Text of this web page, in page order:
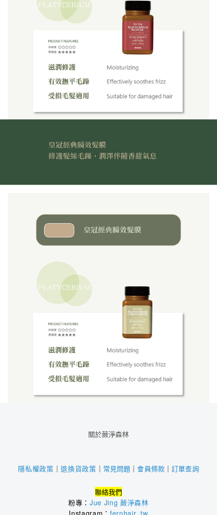
關於蕨淨森林
隱私權政策 ｜退換貨政策 ｜ 常見問題 ｜ 會員條款 ｜訂單查詢
聯絡我們
粉專：Jue Jing 蕨淨森林
Instagram：fernhair_tw